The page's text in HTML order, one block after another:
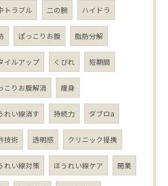
トラブル 二の腕 ハイドラ
ぽっこりお腹 脂肪分解
イルアップ くびれ 短期間
こりお腹解消 痩身
れい線消す 持続力 ダブロa
技術 透明感 クリニック提携
れい線対策 ほうれい線ケア 開業